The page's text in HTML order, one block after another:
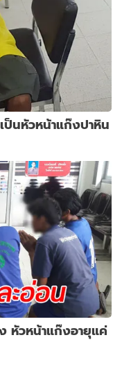
ป็นหัวหน้าแก๊งปาหิน
หัวหน้าแก๊งอายุแค่